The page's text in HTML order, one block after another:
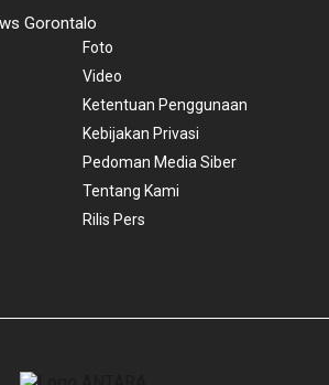
Gorontalo
Foto
Video
Ketentuan Penggunaan
Kebijakan Privasi
Pedoman Media Siber
Tentang Kami
Rilis Pers